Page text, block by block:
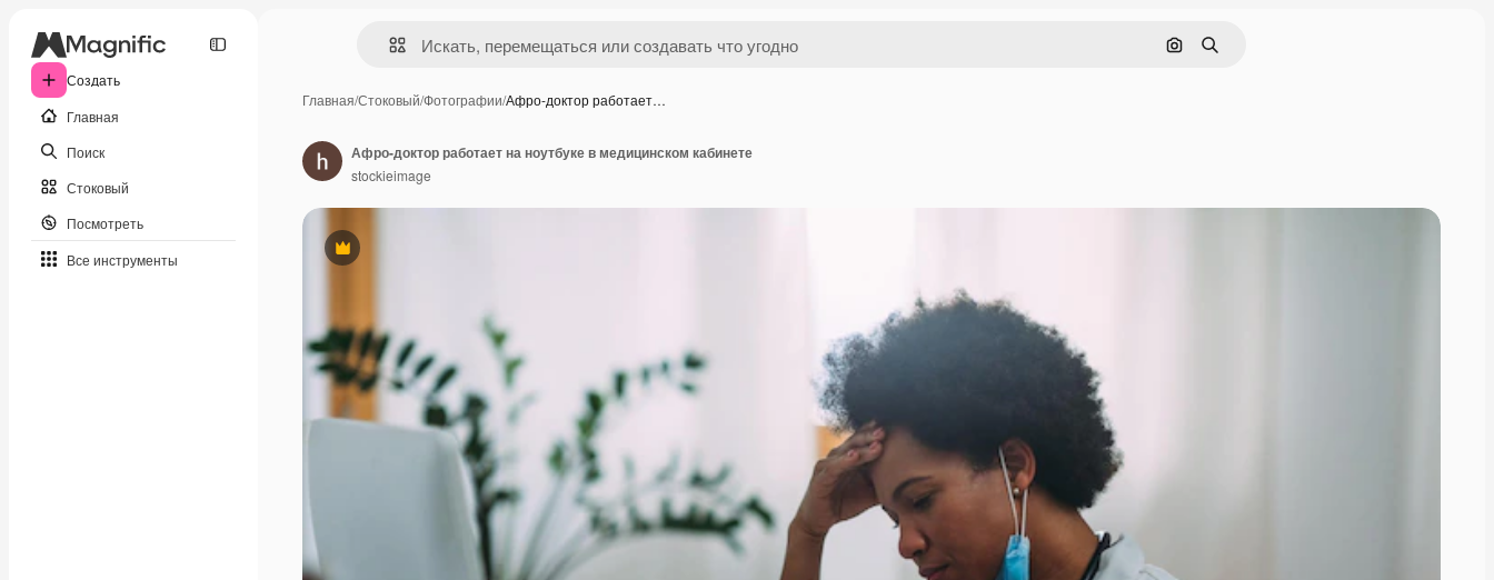
Создать
Главная
Поиск
Стоковый
Посмотреть
Все инструменты
Поиск по изображению
Поиск
Главная/Стоковый/Фотографии/Афро-доктор работает…
Премиум
Афро-доктор работает на ноутбуке в медицинском кабинете
stockieimage